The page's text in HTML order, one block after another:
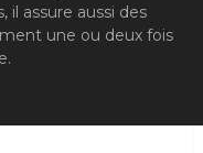
il assure aussi des
une ou deux fois